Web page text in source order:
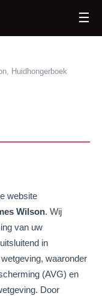
☰
Huidhongerboek
website
Wilson. Wij
van uw
in
waaronder
(AVG) en
Door